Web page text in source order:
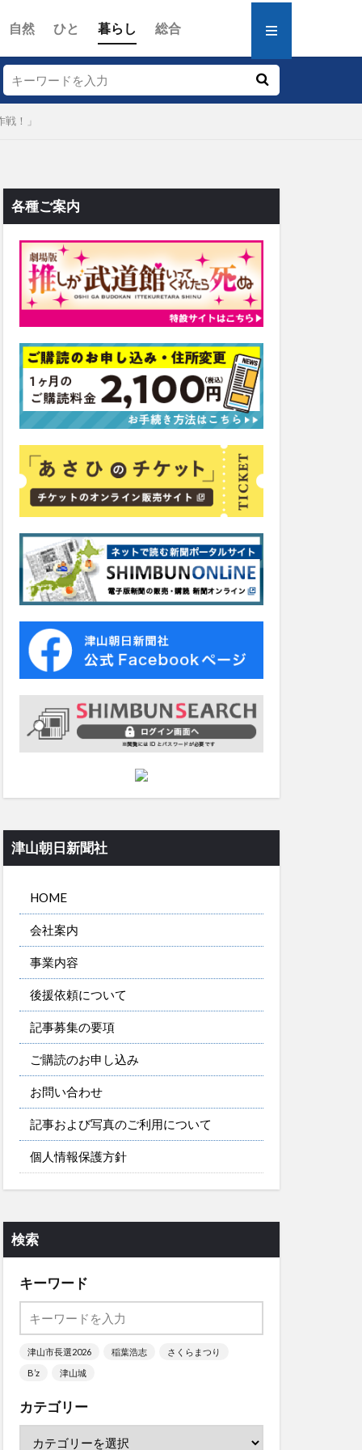
自然 ひと 暮らし 総合
！」
各種ご案内
津山朝日新聞社
HOME
会社案内
事業内容
後援依頼について
記事募集の要項
ご購読のお申し込み
お問い合わせ
記事および写真のご利用について
個人情報保護方針
検索
キーワード
津山市長選2026 稲葉浩志
さくらまつり
B’z
津山城
カテゴリー